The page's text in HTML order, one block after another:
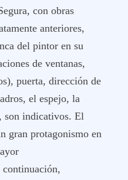
con obras
anteriores,
del pintor en su
de ventanas,
puerta, dirección de
el espejo, la
son indicativos. El
gran protagonismo en
continuación,